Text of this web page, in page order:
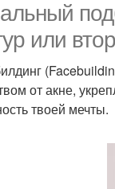
или
от акне,
твоей мечты.